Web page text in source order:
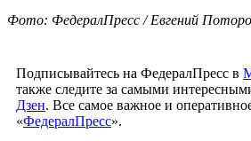
Фото: ФедералПресс / Евгений
Подписывайтесь на ФедералПресс в
также следите за самыми
Дзен. Все самое важное и
«ФедералПресс».